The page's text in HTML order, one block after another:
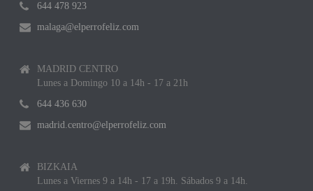
644 478 923
malaga@elperrofeliz.com
MADRID CENTRO
Lunes a Domingo 10 a 14h - 17 a 21h
644 436 630
madrid.centro@elperrofeliz.com
BIZKAIA
Lunes a Viernes 9 a 14h - 17 a 19h. Sábados 9 a 14h.